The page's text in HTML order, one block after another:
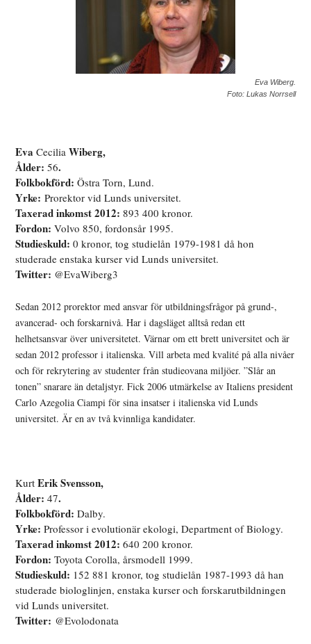
Eva Wiberg.
Foto: Lukas Norrsell
Eva Cecilia Wiberg,
Ålder:56.
Folkbokförd:Östra Torn, Lund.
Yrke:Prorektor vid Lunds universitet.
Taxerad inkomst 2012:893 400 kronor.
Fordon: Volvo 850, fordonsår 1995.
Studieskuld: 0 kronor, tog studielån 1979-1981 då hon
studerade enstaka kurser vid Lunds universitet.
Twitter: @EvaWiberg3
Sedan 2012 prorektor med ansvar för utbildningsfrågor på grund-,
avancerad- och forskarnivå. Har i dagsläget alltså redan ett
helhetsansvar över universitetet. Värnar om ett brett universitet och är
sedan 2012 professor i italienska. Vill arbeta med kvalité på alla nivåer
och för rekrytering av studenter från studieovana miljöer. ”Slår an
tonen” snarare än detaljstyr. Fick 2006 utmärkelse av Italiens president
Carlo Azegolia Ciampi för sina insatser i italienska vid Lunds
universitet. Är en av två kvinnliga kandidater.
Kurt ErikSvensson,
Ålder:47.
Folkbokförd:Dalby.
Yrke:Professor i evolutionär ekologi, Department of Biology.
Taxerad inkomst 2012:640 200 kronor.
Fordon:Toyota Corolla, årsmodell 1999.
Studieskuld: 152 881 kronor, tog studielån 1987-1993 då han
studerade biologlinjen, enstaka kurser och forskarutbildningen
vid Lunds universitet.
Twitter: @Evolodonata